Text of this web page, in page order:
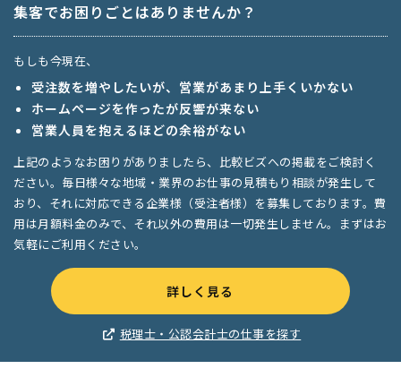
集客でお困りごとはありませんか？
もしも今現在、
受注数を増やしたいが、営業があまり上手くいかない
ホームページを作ったが反響が来ない
営業人員を抱えるほどの余裕がない
上記のようなお困りがありましたら、比較ビズへの掲載をご検討く
ださい。毎日様々な地域・業界のお仕事の見積もり相談が発生して
おり、それに対応できる企業様（受注者様）を募集しております。費
用は月額料金のみで、それ以外の費用は一切発生しません。まずはお
気軽にご利用ください。
詳しく見る
税理士・公認会計士の仕事を探す